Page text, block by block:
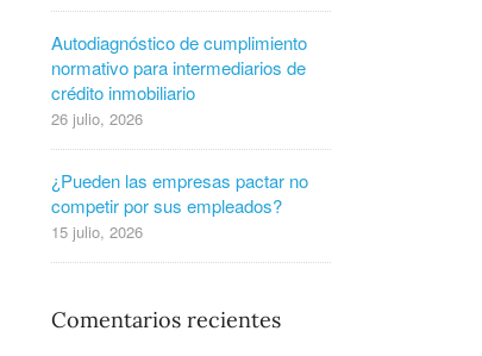
Autodiagnóstico de cumplimiento
normativo para intermediarios de
crédito inmobiliario
26 julio, 2026
¿Pueden las empresas pactar no
competir por sus empleados?
15 julio, 2026
Comentarios recientes